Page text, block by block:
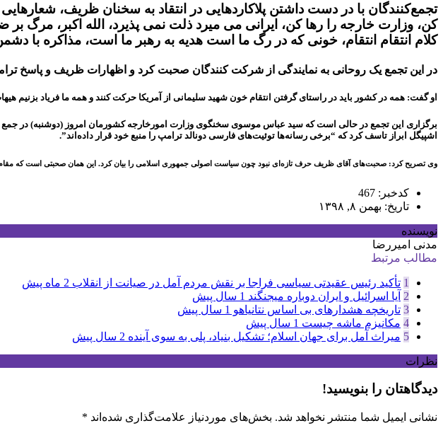
تجمع‌کنندگان با در دست داشتن پلاکاردهایی در انتقاد به سخنان ظریف،
کن، وزارت خارجه را رها کن، ایرانی می میرد ذلت نمی پذیرد، الله اکبر، مرگ
کلام انتقام انتقام، خونی که در رگ ما است هدیه به رهبر ما است، مذاکره با
در این تجمع یک روحانی به نمایندگی از شرکت کنندگان صحبت کرد و اظهارات ظریف و پاسخ
او گفت: همه در کشور باید در راستای گرفتن انتقام خون شهید سلیمانی از آمریکا حرکت کنند و همه ما فریاد بزنیم
برگزاری این تجمع در حالی است که سید عباس موسوی سخنگوی وزارت امورخارجه کشورمان امروز (دوشنبه) در جمع
اشپیگل ابراز تاسف کرد که “برخی رسانه‌ها توئیت‌های فارسی دونالد ترامپ را منبع خود قرار داده‌اند”.
وی تصریح کرد: صحبت‌های آقای ظریف حرف تازه‌ای نبود چون سیاست اصولی جمهوری اسلامی را بیان کرد. این همان صحبتی است که
کدخبر: 467
تاریخ: بهمن ۸, ۱۳۹۸
نویسنده
مدنی امیررضا
مطالب مرتبط
1 تأکید رئیس عقیدتی سیاسی فراجا بر نقش مردم آمل در صیانت از انقلاب 2 ماه پیش
2 آیا اسرائیل و ایران دوباره میجنگند 1 سال پیش
3 تاریخچه هشدارهای بی اساس نتانیاهو 1 سال پیش
4 مکانیزم ماشه چیست 1 سال پیش
5 میراث آمل برای جهان اسلام؛ تشکیل بنیاد، پلی به سوی آینده 2 سال پیش
نظرات
دیدگاهتان را بنویسید!
نشانی ایمیل شما منتشر نخواهد شد. بخش‌های موردنیاز علامت‌گذاری شده‌اند *